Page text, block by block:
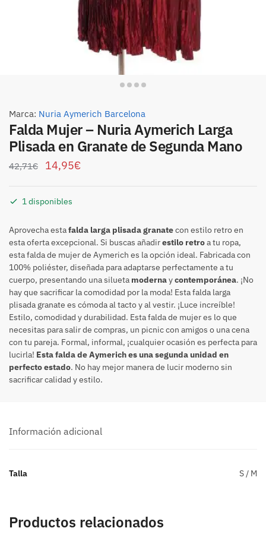
Marca: Nuria Aymerich Barcelona
Falda Mujer – Nuria Aymerich Larga
Plisada en Granate de Segunda Mano
42,71€ 14,95€
1 disponibles
Aprovecha estafalda larga plisada granatecon estilo retro en
esta oferta excepcional. Si buscas añadirestilo retroa tu ropa,
esta falda de mujer de Aymerich es la opción ideal. Fabricada con
100% poliéster, diseñada para adaptarse perfectamente a tu
cuerpo, presentando una silueta modernaycontemporánea. ¡No
hay que sacrificar la comodidad por la moda! Esta falda larga
plisada granate es cómoda al tacto y al vestir. ¡Luce increíble!
Estilo, comodidad y durabilidad. Esta falda de mujer es lo que
necesitas para salir de compras, un picnic con amigos o una cena
con tu pareja. Formal, informal, ¡cualquier ocasión es perfecta para
lucirla! Esta falda de Aymerich es una segunda unidad en
perfecto estado. No hay mejor manera de lucir moderno sin
sacrificar calidad y estilo.
Información adicional
Talla S / M
Productos relacionados